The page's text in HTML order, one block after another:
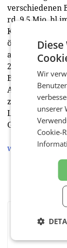
verschiedenen
rd. 9,5 Mio. hl
als 1,4 Mrd. €,
2019 dem
Branche
Arbeitnehmer.
zudem 17
Landwirtschaft,
Gastronomie.
www.bierland-
BEWERTEN
Wir
unserer
Cookie-